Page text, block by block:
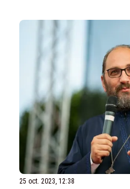
25 oct. 2023, 12:38